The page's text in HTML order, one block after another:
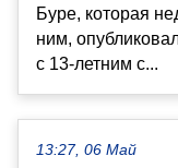
Буре, которая
ним,
с 13-летним с...
13:27, 06 Май